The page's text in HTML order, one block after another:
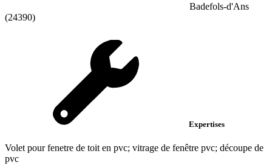
Badefols-d'Ans
(24390)
Expertises
Volet pour fenetre de toit en pvc; vitrage de fenêtre pvc; découpe de
pvc